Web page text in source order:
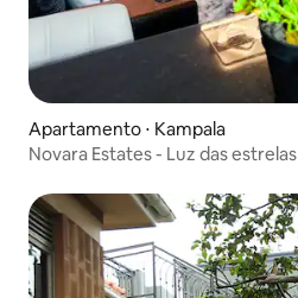
Apartamento ⋅ Kampala
Novara Estates - Luz das estrelas